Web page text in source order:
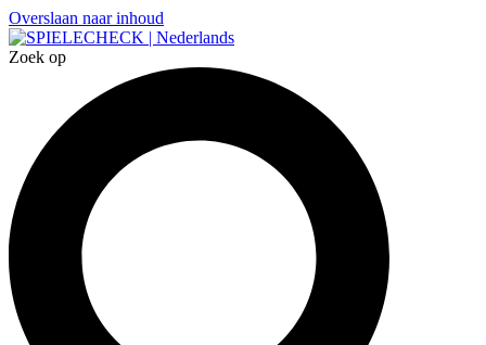
Overslaan naar inhoud
Zoek op